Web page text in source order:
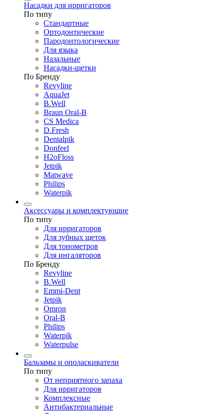
Насадки для ирригаторов
По типу
Стандартные
Ортодонтические
Пародонтологические
Для языка
Назальные
Насадки-щетки
По Бренду
Revyline
AquaJet
B.Well
Braun Oral-B
CS Medica
D.Fresh
Dentalpik
Donfeel
H2oFloss
Jetpik
Matwave
Philips
Waterpik
Аксессуары и комплектующие
По типу
Для ирригаторов
Для зубных щеток
Для тонометров
Для ингаляторов
По Бренду
Revyline
B.Well
Emmi-Dent
Jetpik
Omron
Oral-B
Philips
Waterpik
Waterpulse
Бальзамы и ополаскиватели
По типу
От неприятного запаха
Для ирригаторов
Комплексные
Антибактериальные